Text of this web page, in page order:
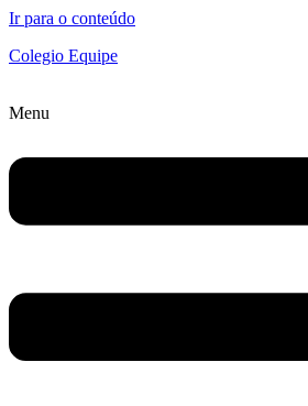
Ir para o conteúdo
Colegio Equipe
Menu